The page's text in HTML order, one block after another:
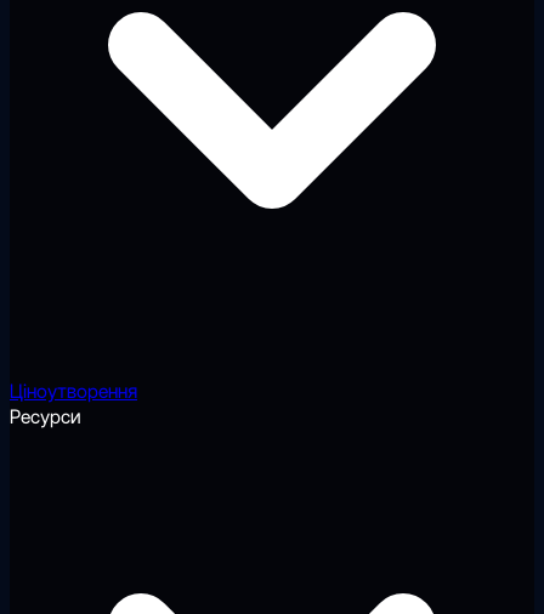
Ціноутворення
Ресурси